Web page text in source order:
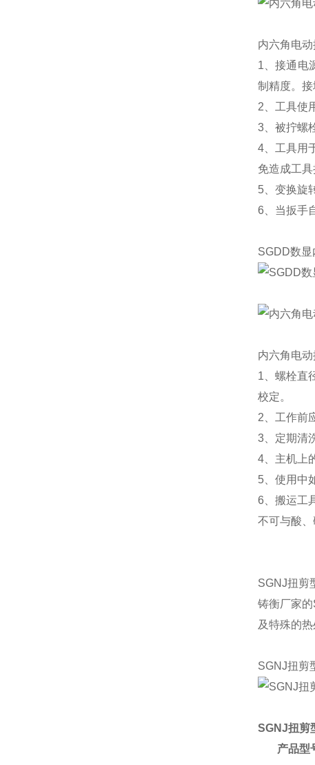
内六角电
1、接通电
制精度。接
2、工具使
3、被拧螺
4、工具用
免造成工具
5、变换旋
6、当扳手
SGDD数显
内六角电
1、螺栓直
校定。
2、工作前
3、定期清
4、主机上
5、使用中
6、搬运工
不可与酸、
SGNJ扭剪
铸衡厂家
及特殊的热
SGNJ扭剪
SGNJ扭剪
产品型